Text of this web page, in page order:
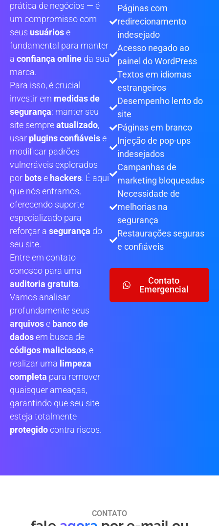
prática de negócios — é
um compromisso com
seus usuáriose
fundamental para manter
a confiança online da sua
marca.
Para isso, é crucial
investir em medidas de
segurança: manter seu
site sempreatualizado,
usar plugins confiáveise
modificar padrões
vulneráveis explorados
por botse hackers. É aqui
que nós entramos,
oferecendo suporte
especializado para
reforçar a segurança do
seu site.
Entre em contato
conosco para uma
auditoria gratuita.
Vamos analisar
profundamente seus
arquivose banco de
dadosem busca de
códigos maliciosos, e
realizar uma limpeza
completa para remover
quaisquer ameaças,
garantindo que seu site
esteja totalmente
protegidocontra riscos.
Páginas com
redirecionamento
indesejado
Acesso negado ao
painel do WordPress
Textos em idiomas
estrangeiros
Desempenho lento do
site
Páginas em branco
Injeção de pop-ups
indesejados
Campanhas de
marketing bloqueadas
Necessidade de
melhorias na
segurança
Restaurações seguras
e confiáveis
Contato
Emergencial
CONTATO